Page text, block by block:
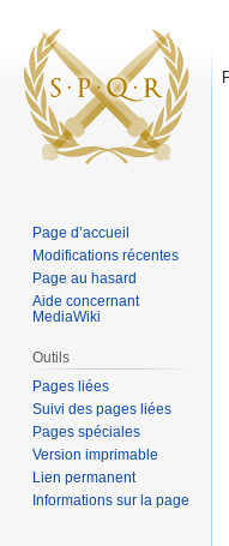
Page d’accueil
Modifications récentes
Page au hasard
Aide concernant
MediaWiki
Outils
Pages liées
Suivi des pages liées
Pages spéciales
Version imprimable
Lien permanent
Informations sur la page